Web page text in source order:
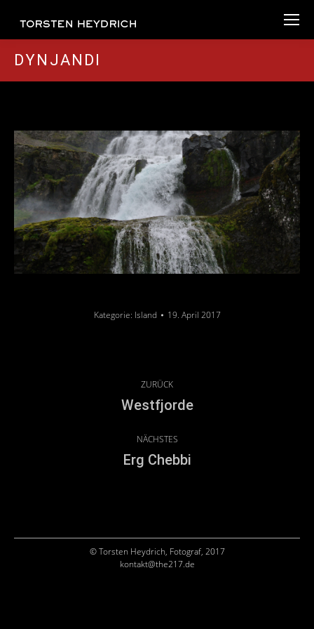
DYNJANDI
Kategorie: Island 19. April 2017
ZURÜCK
Vorheriger
Westfjorde
NÄCHSTES
Nächster
Erg Chebbi
© Torsten Heydrich, Fotograf, 2017
kontakt@the217.de